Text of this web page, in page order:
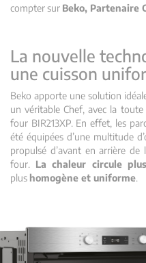
compter sur Beko, Partenaire
La nouvelle
une cuisson
Beko apporte une solution
un véritable Chef, avec la toute
four BIR213XP. En effet, les
été équipées d’une multitude
propulsé d’avant en arrière
four. La chaleur circule
plus homogène et uniforme.